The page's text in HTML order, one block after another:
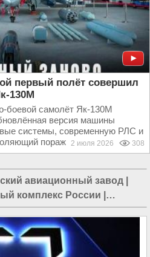
первый полёт совершил
130М
боевой самолёт Як-130М
версия машины
системы, современную РЛС и
поражать воздушные и...
2 июля 2026 308
авиационный завод
Оборонно-промышленный комплекс России
ЦАГИ